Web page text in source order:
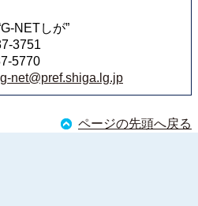
NETしが”
3751
5770
g-net@pref.shiga.lg.jp
ページの先頭へ戻る